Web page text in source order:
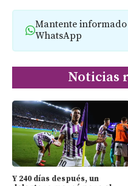
Mantente informado
WhatsApp
Noticias
Y 240 días después, un